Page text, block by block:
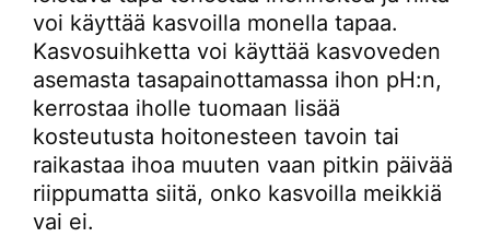
voi käyttää kasvoilla monella tapaa.
Kasvosuihketta voi käyttää kasvoveden
asemasta tasapainottamassa ihon pH:n,
kerrostaa iholle tuomaan lisää
kosteutusta hoitonesteen tavoin tai
raikastaa ihoa muuten vaan pitkin päivää
riippumatta siitä, onko kasvoilla meikkiä
vai ei.